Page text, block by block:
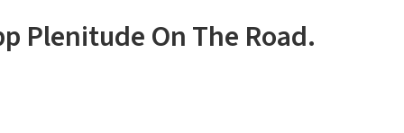
Plenitude On The Road.